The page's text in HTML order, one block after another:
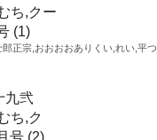
正宗,おおおおありくい,れい,平